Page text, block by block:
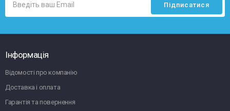
Інформація
Відомості про компанію
Доставка і оплата
Гарантія та повернення